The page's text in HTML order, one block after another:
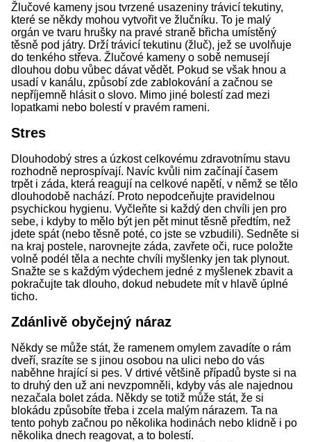
Žlučové kameny jsou tvrzené usazeniny trávicí tekutiny,
které se někdy mohou vytvořit ve žlučníku. To je malý
orgán ve tvaru hrušky na pravé straně břicha umístěný
těsně pod játry. Drží trávicí tekutinu (žluč), jež se uvolňuje
do tenkého střeva. Žlučové kameny o sobě nemusejí
dlouhou dobu vůbec dávat vědět. Pokud se však hnou a
usadí v kanálu, způsobí zde zablokování a začnou se
nepříjemně hlásit o slovo. Mimo jiné bolestí zad mezi
lopatkami nebo bolestí v pravém rameni.
Stres
Dlouhodobý stres a úzkost celkovému zdravotnímu stavu
rozhodně neprospívají. Navíc kvůli nim začínají časem
trpět i záda, která reagují na celkové napětí, v němž se tělo
dlouhodobě nachází. Proto nepodceňujte pravidelnou
psychickou hygienu. Vyčleňte si každý den chvíli jen pro
sebe, i kdyby to mělo být jen pět minut těsně předtím, než
jdete spát (nebo těsně poté, co jste se vzbudili). Sedněte si
na kraj postele, narovnejte záda, zavřete oči, ruce položte
volně podél těla a nechte chvíli myšlenky jen tak plynout.
Snažte se s každým výdechem jedné z myšlenek zbavit a
pokračujte tak dlouho, dokud nebudete mít v hlavě úplné
ticho.
Zdánlivě obyčejný náraz
Někdy se může stát, že ramenem omylem zavadíte o rám
dveří, srazíte se s jinou osobou na ulici nebo do vás
naběhne hrající si pes. V drtivé většině případů byste si na
to druhý den už ani nevzpomněli, kdyby vás ale najednou
nezačala bolet záda. Někdy se totiž může stát, že si
blokádu způsobíte třeba i zcela malým nárazem. Ta na
tento pohyb začnou po několika hodinách nebo klidně i po
několika dnech reagovat, a to bolestí.